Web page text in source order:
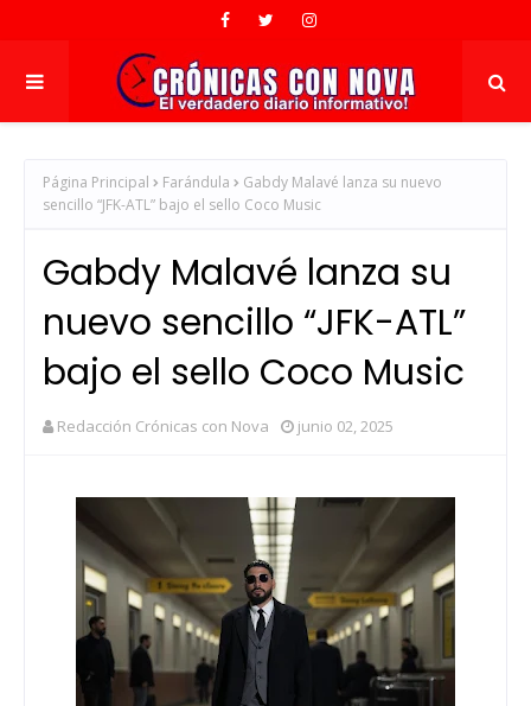
Página Principal Farándula
Gabdy Malavé lanza su nuevo
sencillo “JFK-ATL” bajo el sello Coco Music
Gabdy Malavé lanza su
nuevo sencillo “JFK-ATL”
bajo el sello Coco Music
Redacción Crónicas con Nova junio 02, 2025